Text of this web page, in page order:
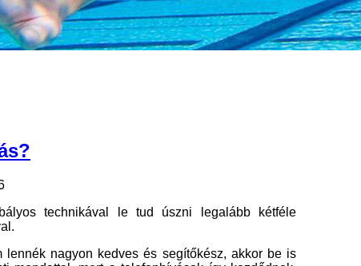
technikával le tud úszni legalább kétféle
nagyon kedves és segítőkész, akkor be is